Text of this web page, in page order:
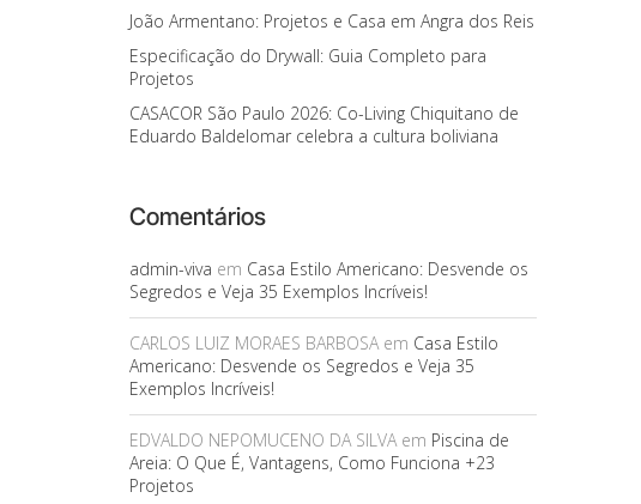
João Armentano: Projetos e Casa em Angra dos Reis
Especificação do Drywall: Guia Completo para
Projetos
CASACOR São Paulo 2026: Co-Living Chiquitano de
Eduardo Baldelomar celebra a cultura boliviana
Comentários
admin-viva em Casa Estilo Americano: Desvende os
Segredos e Veja 35 Exemplos Incríveis!
CARLOS LUIZ MORAES BARBOSAem Casa Estilo
Americano: Desvende os Segredos e Veja 35
Exemplos Incríveis!
EDVALDO NEPOMUCENO DA SILVAem Piscina de
Areia: O Que É, Vantagens, Como Funciona +23
Projetos